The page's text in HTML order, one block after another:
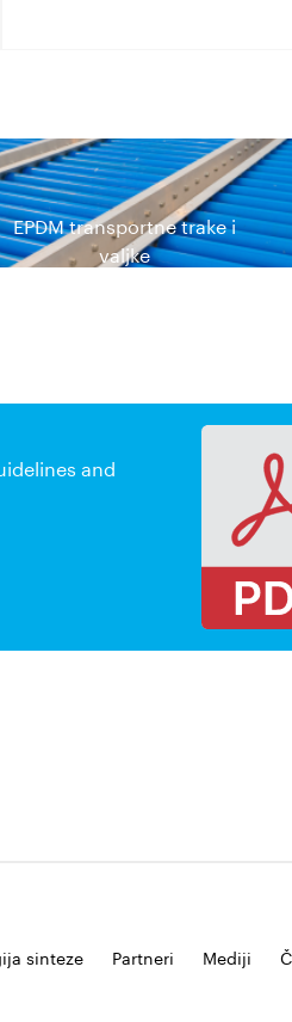
EPDM transportne trake i
valjke
and
sinteze Partneri Mediji